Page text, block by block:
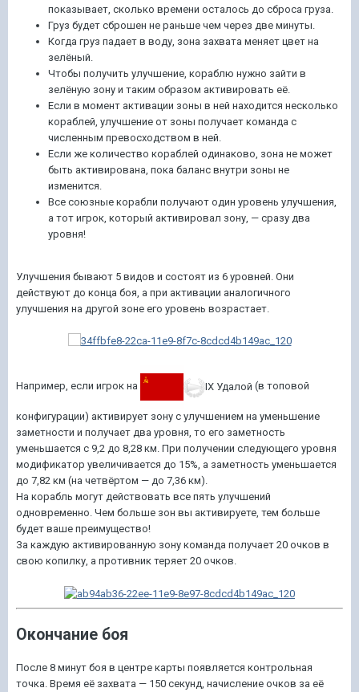
показывает, сколько времени осталось до сброса груза.
Груз будет сброшен не раньше чем через две минуты.
Когда груз падает в воду, зона захвата меняет цвет на
зелёный.
Чтобы получить улучшение, кораблю нужно зайти в
зелёную зону и таким образом активировать её.
Если в момент активации зоны в ней находится несколько
кораблей, улучшение от зоны получает команда с
численным превосходством в ней.
Если же количество кораблей одинаково, зона не может
быть активирована, пока баланс внутри зоны не
изменится.
Все союзные корабли получают один уровень улучшения,
а тот игрок, который активировал зону, — сразу два
уровня!
Улучшения бывают 5 видов и состоят из 6 уровней. Они
действуют до конца боя, а при активации аналогичного
улучшения на другой зоне его уровень возрастает.
Например, если игрок на IX Удалой (в топовой
конфигурации) активирует зону с улучшением на уменьшение
заметности и получает два уровня, то его заметность
уменьшается c 9,2 до 8,28 км. При получении следующего уровня
модификатор увеличивается до 15%, а заметность уменьшается
до 7,82 км (на четвёртом — до 7,36 км).
На корабль могут действовать все пять улучшений
одновременно. Чем больше зон вы активируете, тем больше
будет ваше преимущество!
За каждую активированную зону команда получает 20 очков в
свою копилку, а противник теряет 20 очков.
Окончание боя
После 8 минут боя в центре карты появляется контрольная
точка. Время её захвата — 150 секунд, начисление очков за её